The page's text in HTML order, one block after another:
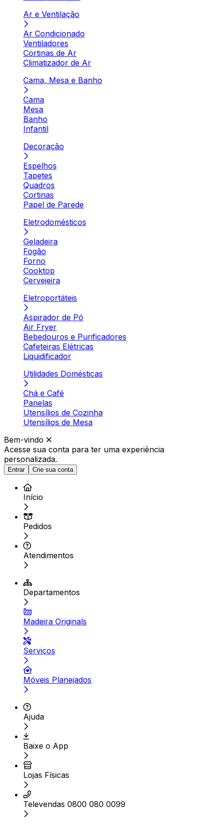
Ar e Ventilação
Ar Condicionado
Ventiladores
Cortinas de Ar
Climatizador de Ar
Cama, Mesa e Banho
Cama
Mesa
Banho
Infantil
Decoração
Espelhos
Tapetes
Quadros
Cortinas
Papel de Parede
Eletrodomésticos
Geladeira
Fogão
Forno
Cooktop
Cervejeira
Eletroportáteis
Aspirador de Pó
Air Fryer
Bebedouros e Purificadores
Cafeteiras Elétricas
Liquidificador
Utilidades Domésticas
Chá e Café
Panelas
Utensílios de Cozinha
Utensílios de Mesa
Bem-vindo
Acesse sua conta para ter uma experiência
personalizada.
Entrar Crie sua conta
Início
Pedidos
Atendimentos
Departamentos
Madeira Originals
Serviços
Móveis Planejados
Ajuda
Baixe o App
Lojas Físicas
Televendas 0800 080 0099